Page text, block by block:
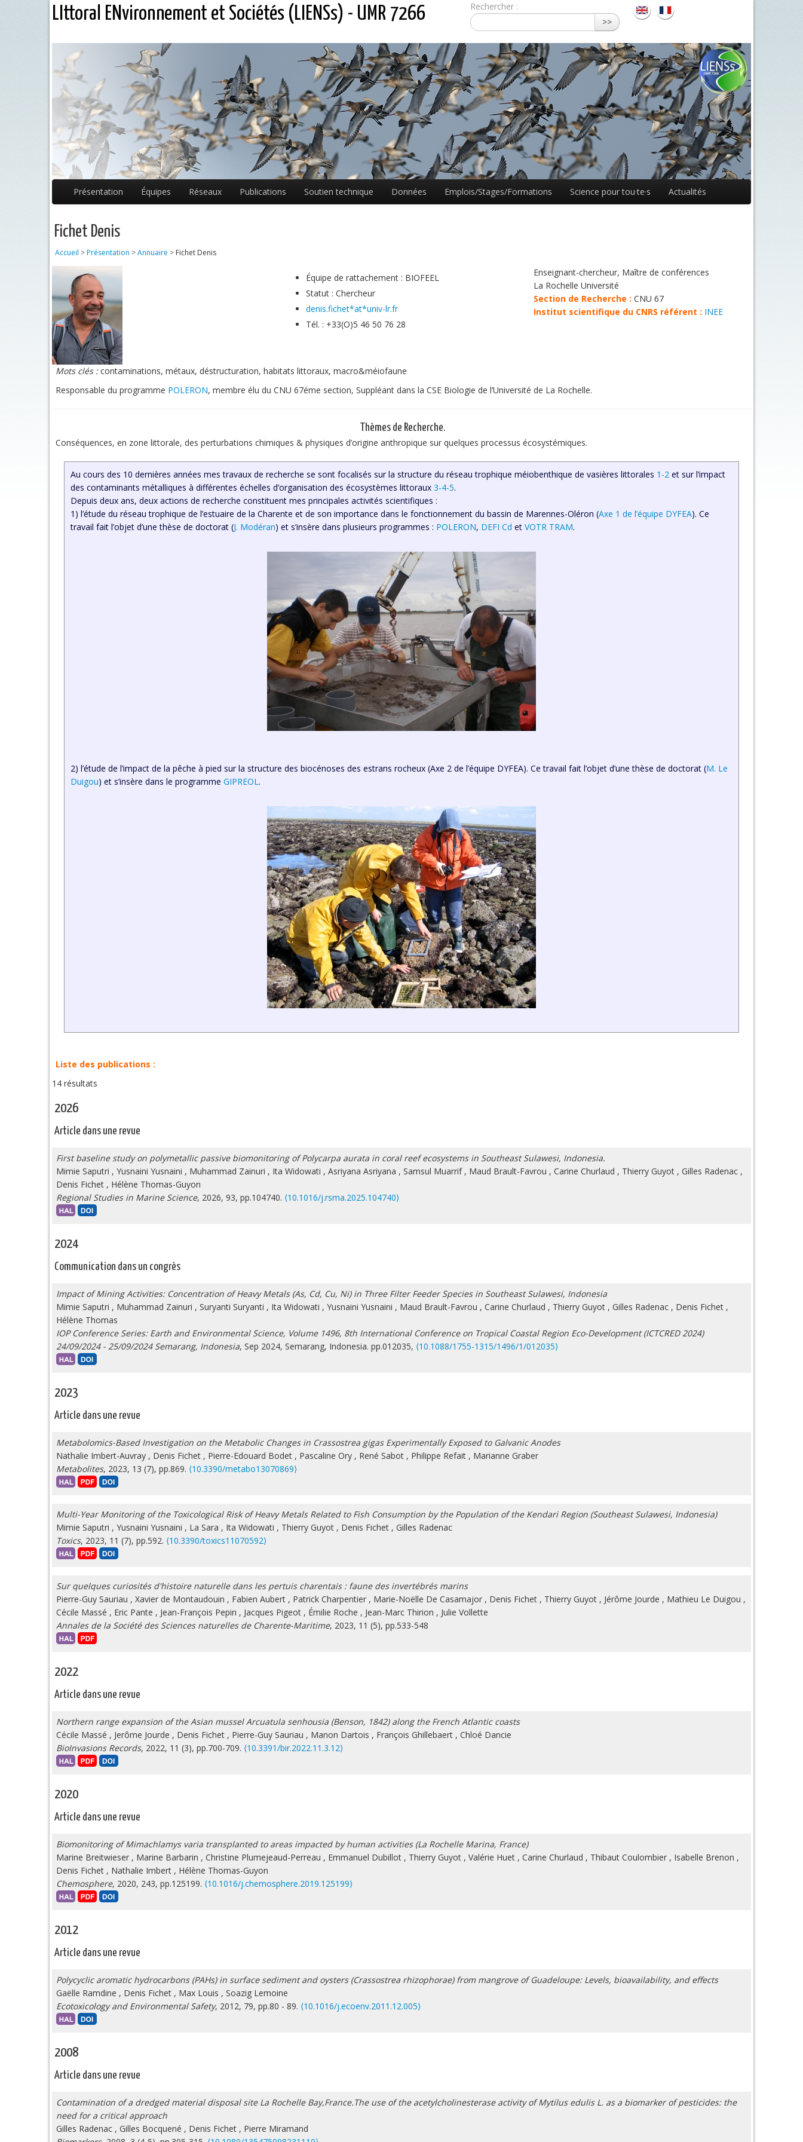
LIttoral ENvironnement et Sociétés (LIENSs) - UMR 7266
Rechercher :
>>
Présentation Équipes Réseaux Publications Soutien technique Données Emplois/Stages/Formations Science pour tou·te·s Actualités
Fichet Denis
Accueil >Présentation >Annuaire > Fichet Denis
Équipe de rattachement : BIOFEEL
Statut : Chercheur
denis.fichet*at*univ-lr.fr
Tél. : +33(O)5 46 50 76 28
Enseignant-chercheur, Maître de conférences
La Rochelle Université
Section de Recherche : CNU 67
Institut scientifique du CNRS référent : INEE
Mots clés :contaminations, métaux, déstructuration, habitats littoraux, macro&méiofaune
Responsable du programme POLERON, membre élu du CNU 67éme section, Suppléant dans la CSE Biologie de l’Université de La Rochelle.
Thèmes de Recherche.
Conséquences, en zone littorale, des perturbations chimiques & physiques d’origine anthropique sur quelques processus écosystémiques.
Au cours des 10 dernières années mes travaux de recherche se sont focalisés sur la structure du réseau trophique méiobenthique de vasières littorales 1-2 et sur l’impact
des contaminants métalliques à différentes échelles d’organisation des écosystèmes littoraux 3-4-5.
Depuis deux ans, deux actions de recherche constituent mes principales activités scientifiques :
1) l’étude du réseau trophique de l’estuaire de la Charente et de son importance dans le fonctionnement du bassin de Marennes-Oléron (Axe 1 de l’équipe DYFEA). Ce
travail fait l’objet d’une thèse de doctorat (J. Modéran) et s’insère dans plusieurs programmes : POLERON, DEFI Cd et VOTR TRAM.
2) l’étude de l’impact de la pêche à pied sur la structure des biocénoses des estrans rocheux (Axe 2 de l’équipe DYFEA). Ce travail fait l’objet d’une thèse de doctorat (M. Le
Duigou) et s’insère dans le programme GIPREOL.
Liste des publications :
14 résultats
2026
Article dans une revue
First baseline study on polymetallic passive biomonitoring of Polycarpa aurata in coral reef ecosystems in Southeast Sulawesi, Indonesia.
Mimie Saputri , Yusnaini Yusnaini , Muhammad Zainuri , Ita Widowati , Asriyana Asriyana , Samsul Muarrif, Maud Brault-Favrou , Carine Churlaud , Thierry Guyot , Gilles Radenac ,
Denis Fichet , Hélène Thomas-Guyon
Regional Studies in Marine Science, 2026, 93, pp.104740. ⟨10.1016/j.rsma.2025.104740⟩
2024
Communication dans un congrès
Impact of Mining Activities: Concentration of Heavy Metals (As, Cd, Cu, Ni) in Three Filter Feeder Species in Southeast Sulawesi, Indonesia
Mimie Saputri , Muhammad Zainuri , Suryanti Suryanti , Ita Widowati , Yusnaini Yusnaini , Maud Brault-Favrou , Carine Churlaud , Thierry Guyot , Gilles Radenac , Denis Fichet ,
Hélène Thomas
IOP Conference Series: Earth and Environmental Science, Volume 1496, 8th International Conference on Tropical Coastal Region Eco-Development (ICTCRED 2024)
24/09/2024 - 25/09/2024 Semarang, Indonesia, Sep 2024, Semarang, Indonesia. pp.012035, ⟨10.1088/1755-1315/1496/1/012035⟩
2023
Article dans une revue
Metabolomics-Based Investigation on the Metabolic Changes in Crassostrea gigas Experimentally Exposed to Galvanic Anodes
Nathalie Imbert-Auvray , Denis Fichet , Pierre-Edouard Bodet , Pascaline Ory , René Sabot , Philippe Refait , Marianne Graber
Metabolites, 2023, 13 (7), pp.869. ⟨10.3390/metabo13070869⟩
Multi-Year Monitoring of the Toxicological Risk of Heavy Metals Related to Fish Consumption by the Population of the Kendari Region (Southeast Sulawesi, Indonesia)
Mimie Saputri , Yusnaini Yusnaini , La Sara , Ita Widowati , Thierry Guyot , Denis Fichet , Gilles Radenac
Toxics, 2023, 11 (7), pp.592. ⟨10.3390/toxics11070592⟩
Sur quelques curiosités d'histoire naturelle dans les pertuis charentais : faune des invertébrés marins
Pierre-Guy Sauriau , Xavier de Montaudouin , Fabien Aubert , Patrick Charpentier , Marie-Noëlle De Casamajor , Denis Fichet , Thierry Guyot , Jérôme Jourde , Mathieu Le Duigou ,
Cécile Massé , Eric Pante , Jean-François Pepin , Jacques Pigeot , Émilie Roche , Jean-Marc Thirion , Julie Vollette
Annales de la Société des Sciences naturelles de Charente-Maritime, 2023, 11 (5), pp.533-548
2022
Article dans une revue
Northern range expansion of the Asian mussel Arcuatula senhousia (Benson, 1842) along the French Atlantic coasts
Cécile Massé , Jerôme Jourde , Denis Fichet , Pierre-Guy Sauriau , Manon Dartois , François Ghillebaert , Chloé Dancie
BioInvasions Records, 2022, 11 (3), pp.700-709. ⟨10.3391/bir.2022.11.3.12⟩
2020
Article dans une revue
Biomonitoring of Mimachlamys varia transplanted to areas impacted by human activities (La Rochelle Marina, France)
Marine Breitwieser , Marine Barbarin , Christine Plumejeaud-Perreau , Emmanuel Dubillot , Thierry Guyot , Valérie Huet , Carine Churlaud , Thibaut Coulombier , Isabelle Brenon ,
Denis Fichet , Nathalie Imbert , Hélène Thomas-Guyon
Chemosphere, 2020, 243, pp.125199. ⟨10.1016/j.chemosphere.2019.125199⟩
2012
Article dans une revue
Polycyclic aromatic hydrocarbons (PAHs) in surface sediment and oysters (Crassostrea rhizophorae) from mangrove of Guadeloupe: Levels, bioavailability, and effects
Gaëlle Ramdine , Denis Fichet , Max Louis , Soazig Lemoine
Ecotoxicology and Environmental Safety, 2012, 79, pp.80 - 89. ⟨10.1016/j.ecoenv.2011.12.005⟩
2008
Article dans une revue
Contamination of a dredged material disposal site La Rochelle Bay,France.The use of the acetylcholinesterase activity of Mytilus edulis L. as a biomarker of pesticides: the
need for a critical approach
Gilles Radenac , Gilles Bocquené , Denis Fichet , Pierre Miramand